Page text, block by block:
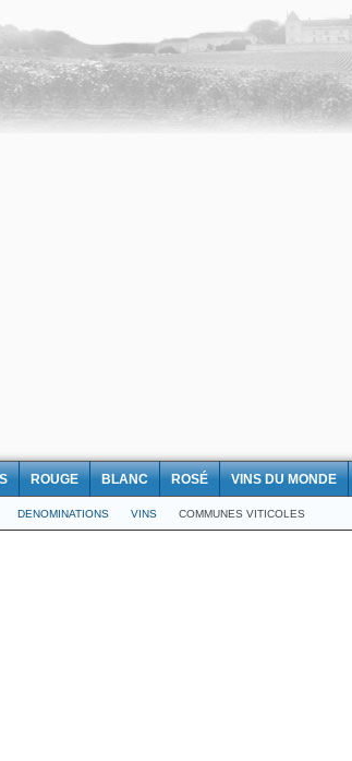
ROUGE BLANC ROSÉ VINS DU MONDE
DENOMINATIONS VINS COMMUNES VITICOLES